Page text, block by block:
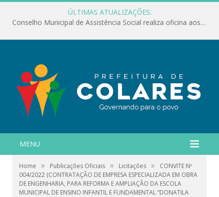
ÚLTIMAS ATUALIZAÇÕES:
Conselho Municipal de Assistência Social realiza oficina aos servidores
MENU
Home » Publicações Oficiais » Licitações »
CONVITE Nº
004/2022 (CONTRATAÇÃO DE EMPRESA ESPECIALIZADA EM OBRA
DE ENGENHARIA, PARA REFORMA E AMPLIAÇÃO DA ESCOLA
MUNICIPAL DE ENSINO INFANTIL E FUNDAMENTAL “DONATILA